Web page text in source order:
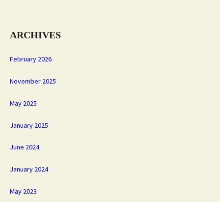
ARCHIVES
February 2026
November 2025
May 2025
January 2025
June 2024
January 2024
May 2023